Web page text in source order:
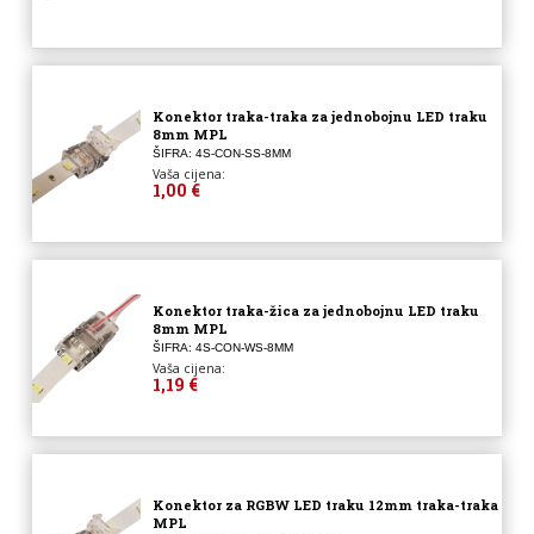
Konektor traka-traka za jednobojnu LED traku
8mm MPL
ŠIFRA: 4S-CON-SS-8MM
Vaša cijena:
1,00 €
Konektor traka-žica za jednobojnu LED traku
8mm MPL
ŠIFRA: 4S-CON-WS-8MM
Vaša cijena:
1,19 €
Konektor za RGBW LED traku 12mm traka-traka
MPL